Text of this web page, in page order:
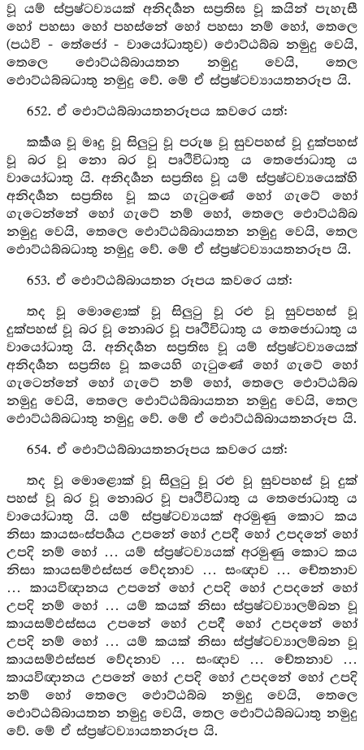
වූ යම් ස්ප්‍රෂ්ටව්‍යයක් අනිදර්‍ශන සප්‍රතිඝ වූ කයින් පැහැසී
හෝ පහසා හෝ පහස්නේ හෝ පහසා නම් හෝ, තෙලෙ
(පඨවි - තේජෝ - වායෝධාතුව) ඵොට්ඨබ්බ නමුදු වෙයි,
තෙලෙ ඵොට්ඨබ්බායතන නමුදු වෙයි, තෙල
ඵොට්ඨබ්බධාතු නමුදු වේ. මේ ඒ ස්ප්‍රෂ්ටව්‍යායතනරූප යි.
652. ඒ ඵොට්ඨබ්බායතනරූපය කවරෙ යත්:
කර්‍කශ වූ මෘදු වූ සිලුටු වූ පරුෂ වූ සුවපහස් වූ දුක්පහස්
වූ බර වූ නො බර වූ පෘථිවිධාතු ය තෙජොධාතු ය
වායෝධාතු යි. අනිදර්‍ශන සප්‍රතිඝ වූ යම් ස්ප්‍රෂ්ටව්‍යයෙක්හි
අනිදර්‍ශන සප්‍රතිඝ වූ කය ගැටුණේ හෝ ගැටේ හෝ
ගැටෙන්නේ හෝ ගැටේ නම් හෝ, තෙලෙ ඵොට්ඨබ්බ
නමුදු වෙයි, තෙලෙ ඵොට්ඨබ්බායතන නමුදු වෙයි, තෙල
ඵොට්ඨබ්බධාතු නමුදු වේ. මේ ඒ ස්ප්‍රෂ්ටව්‍යායතනරූප යි.
653. ඒ ඵොට්ඨබ්බායතන රූපය කවරෙ යත්:
තද වූ මොළොක් වූ සිලුටු වූ රළු වූ සුවපහස් වූ
දුක්පහස් වූ බර වූ නොබර වූ පෘථිවිධාතු ය තෙජොධාතු ය
වායෝධාතු යි. අනිදර්‍ශන සප්‍රතිඝ වූ යම් ස්ප්‍රෂ්ටව්‍යයෙක්
අනිදර්‍ශන සප්‍රතිඝ වූ කයෙහි ගැටුණේ හෝ ගැටේ හෝ
ගැටෙන්නේ හෝ ගැටේ නම් හෝ, තෙලෙ ඵොට්ඨබ්බ
නමුදු වෙයි, තෙලෙ ඵොට්ඨබ්බායතන නමුදු වෙයි, තෙල
ඵොට්ඨබ්බධාතු නමුදු වේ. මේ ඒ ඵොට්ඨබ්බායතනරූප යි.
654. ඒ ඵොට්ඨබ්බායතනරූපය කවරෙ යත්:
තද වූ මොළොක් වූ සිලුටු වූ රළු වූ සුවපහස් වූ දුක්
පහස් වූ බර වූ නොබර වූ පෘථිවිධාතු ය තෙජොධාතු ය
වායෝධාතු යි. යම් ස්ප්‍රෂ්ටව්‍යයක් අරමුණු කොට කය
නිසා කායසංස්පර්‍ශය උපනේ හෝ උපදී හෝ උපදනේ හෝ
උපදි නම් හෝ … යම් ස්ප්‍රෂ්ටව්‍යයක් අරමුණු කොට කය
නිසා කායසම්ඵස්සජ වේදනාව … සංඥාව … චේතනාව
… කායවිඥානය උපනේ හෝ උපදි හෝ උපදනේ හෝ
උපදි නම් හෝ … යම් කයක් නිසා ස්ප්‍රෂ්ටව්‍යාලම්බන වූ
කායසම්ඵස්සය උපනේ හෝ උපදී හෝ උපදනේ හෝ
උපදි නම් හෝ … යම් කයක් නිසා ස්ප්‍ර්ෂ්ටව්‍යාලම්බන වූ
කායසම්ඵස්සජ වේදනාව … සංඥාව … චේතනාව …
කායවිඥානය උපනේ හෝ උපදි හෝ උපදනේ හෝ උපදි
නම් හෝ තෙලෙ ඵොට්ඨබ්බ නමුදු වෙයි, තෙලෙ
ඵොට්ඨබ්බායතන නමුදු වෙයි, තෙල ඵොට්ඨබ්බධාතු නමුදු
වේ. මේ ඒ ස්ප්‍රෂ්ටව්‍යායතනරූප යි.